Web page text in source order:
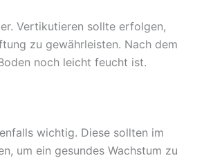
Vertikutieren sollte erfolgen,
zu gewährleisten. Nach dem
noch leicht feucht ist.
wichtig. Diese sollten im
um ein gesundes Wachstum zu